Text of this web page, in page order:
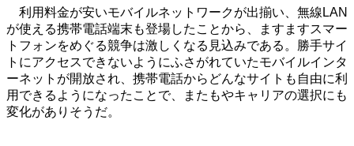
利用料金が安いモバイルネットワークが出揃い、無線LAN
が使える携帯電話端末も登場したことから、ますますスマー
トフォンをめぐる競争は激しくなる見込みである。勝手サイ
トにアクセスできないようにふさがれていたモバイルインタ
ーネットが開放され、携帯電話からどんなサイトも自由に利
用できるようになったことで、またもやキャリアの選択にも
変化がありそうだ。